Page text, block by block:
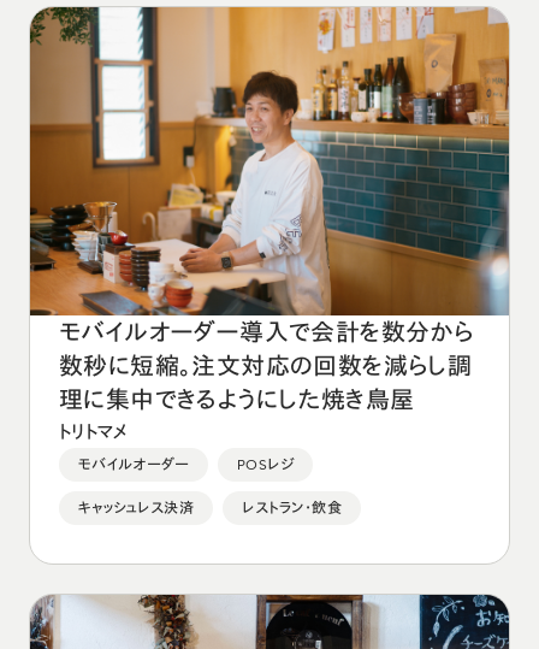
モバイルオーダー導入で会計を数分から
数秒に短縮。注文対応の回数を減らし調
理に集中できるようにした焼き鳥屋
トリトマメ
モバイルオーダー POSレジ
キャッシュレス決済 レストラン・飲食